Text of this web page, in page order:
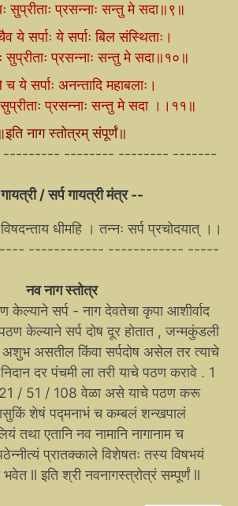
सुप्रीताः प्रसन्नाः सन्तु मे सदा॥९॥
ये सर्पाः ये सर्पाः बिल संस्थिताः।
सुप्रीताः प्रसन्नाः सन्तु मे सदा॥१०॥
ये सर्पाः अनन्तादि महाबलाः।
प्रसन्नाः सन्तु मे सदा ।।११॥
॥इति नाग स्तोत्रम् संपूर्णं॥
-------- -------- -------
/ सर्प गायत्री मंत्र --
धीमहि । तन्नः सर्प प्रचोदयात् ।।
------------ ------------ -----
नव नाग स्तोत्र
केल्याने सर्प - नाग देवतेचा कृपा आशीर्वाद
पठण केल्याने सर्प दोष दूर होतात , जन्मकुंडली
असतील किंवा सर्पदोष असेल तर त्याचे
दर पंचमी ला तरी याचे पठण करावे . 1
/ 51 / 108 वेळा असे याचे पठण करू
शेषं पद्मनाभं च कम्बलं शन्खपालं
तथा एतानि नव नामानि नागानाम च
प्रातक्काले विशेषतः तस्य विषभयं
भवेत ll इति श्री नवनागस्त्रोत्रं सम्पूर्णं ll